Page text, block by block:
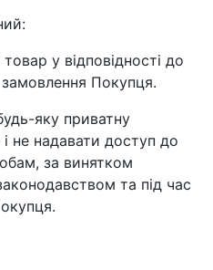
у відповідності до
Покупця.
яку приватну
не надавати доступ до
за винятком
та під час